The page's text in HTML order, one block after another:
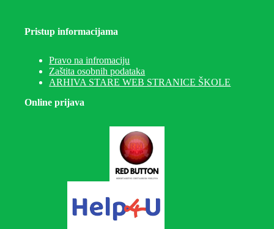
Pristup informacijama
Pravo na infromaciju
Zaštita osobnih podataka
ARHIVA STARE WEB STRANICE ŠKOLE
Online prijava